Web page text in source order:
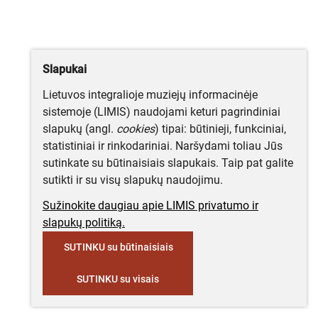
Slapukai
Lietuvos integralioje muziejų informacinėje
sistemoje (LIMIS) naudojami keturi pagrindiniai
slapukų (angl. cookies) tipai: būtinieji, funkciniai,
statistiniai ir rinkodariniai. Naršydami toliau Jūs
sutinkate su būtinaisiais slapukais. Taip pat galite
sutikti ir su visų slapukų naudojimu.
Sužinokite daugiau apie LIMIS privatumo ir
slapukų politiką.
SUTINKU su būtinaisiais
SUTINKU su visais